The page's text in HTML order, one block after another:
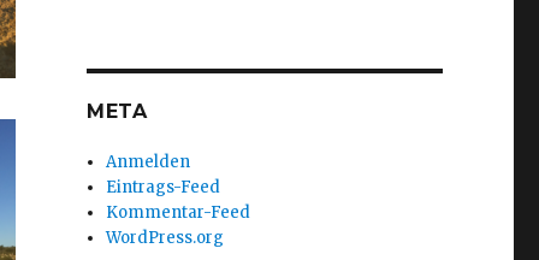
META
Anmelden
Eintrags-Feed
Kommentar-Feed
WordPress.org